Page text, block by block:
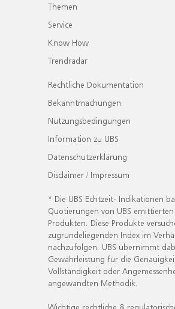
Themen
Service
Know How
Trendradar
Rechtliche Dokumentation
Bekanntmachungen
Nutzungsbedingungen
Information zu UBS
Datenschutzerklärung
Disclaimer / Impressum
* Die UBS Echtzeit- Indikationen
Quotierungen von UBS
Produkten. Diese Produkte
zugrundeliegenden Index im
nachzufolgen. UBS übernimmt
Gewährleistung für die
Vollständigkeit oder
angewandten Methodik.